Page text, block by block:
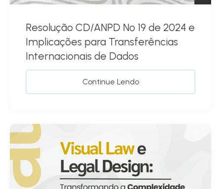
Resolução CD/ANPD Nº 19 de 2024 e
Implicações para Transferências
Internacionais de Dados
Continue Lendo